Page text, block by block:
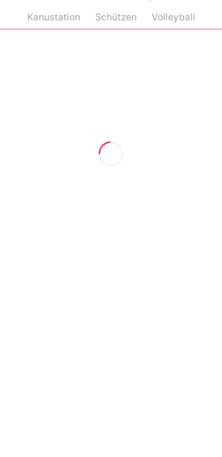
Kanustation
Schützen Volleyball